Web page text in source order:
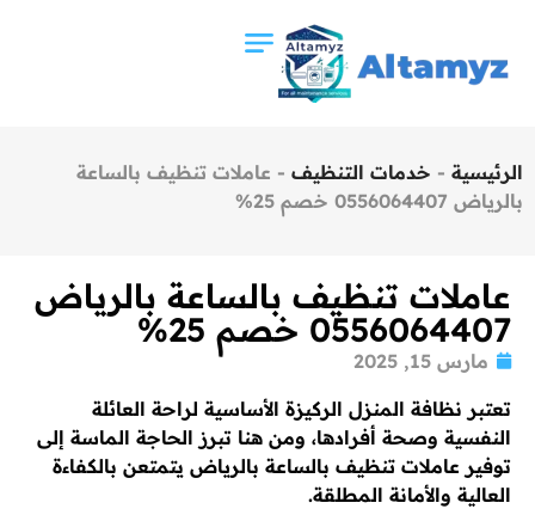
الرئيسية - خدمات التنظيف - عاملات تنظيف بالساعة
بالرياض 0556064407 خصم 25%
عاملات تنظيف بالساعة بالرياض
0556064407 خصم 25%
مارس 15, 2025
تعتبر نظافة المنزل الركيزة الأساسية لراحة العائلة
النفسية وصحة أفرادها، ومن هنا تبرز الحاجة الماسة إلى
توفير عاملات تنظيف بالساعة بالرياض يتمتعن بالكفاءة
العالية والأمانة المطلقة.